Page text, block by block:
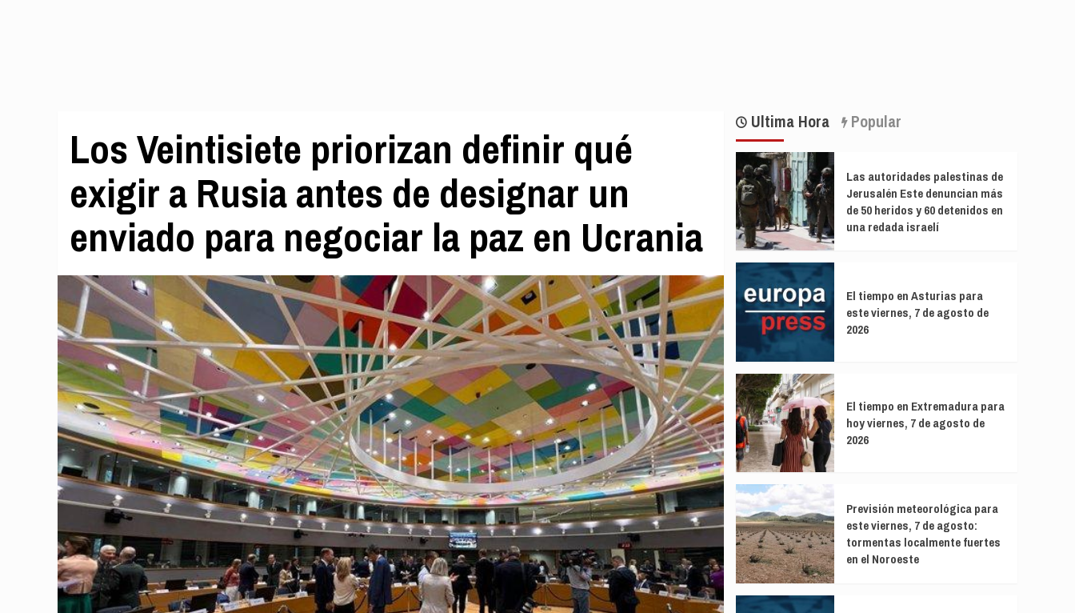
Los Veintisiete priorizan definir qué
exigir a Rusia antes de designar un
enviado para negociar la paz en Ucrania
Ultima Hora Popular
Las autoridades palestinas de
Jerusalén Este denuncian más
de 50 heridos y 60 detenidos en
una redada israelí
El tiempo en Asturias para
este viernes, 7 de agosto de
2026
El tiempo en Extremadura para
hoy viernes, 7 de agosto de
2026
Previsión meteorológica para
este viernes, 7 de agosto:
tormentas localmente fuertes
en el Noroeste